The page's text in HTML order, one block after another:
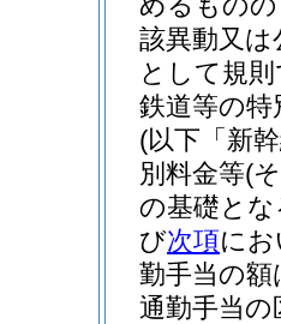
該異動又
として規
鉄道等の特
(以下「新
別料金等(
の基礎と
び次項に
勤手当の額
通勤手当